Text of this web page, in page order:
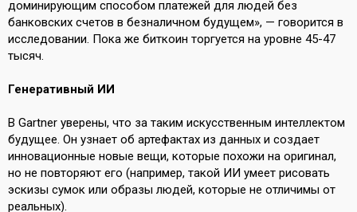
доминирующим способом платежей для людей без
банковских счетов в безналичном будущем», — говорится в
исследовании. Пока же биткоин торгуется на уровне 45-47
тысяч.
Генеративный ИИ
В Gartner уверены, что за таким искусственным интеллектом
будущее. Он узнает об артефактах из данных и создает
инновационные новые вещи, которые похожи на оригинал,
но не повторяют его (например, такой ИИ умеет рисовать
эскизы сумок или образы людей, которые не отличимы от
реальных).